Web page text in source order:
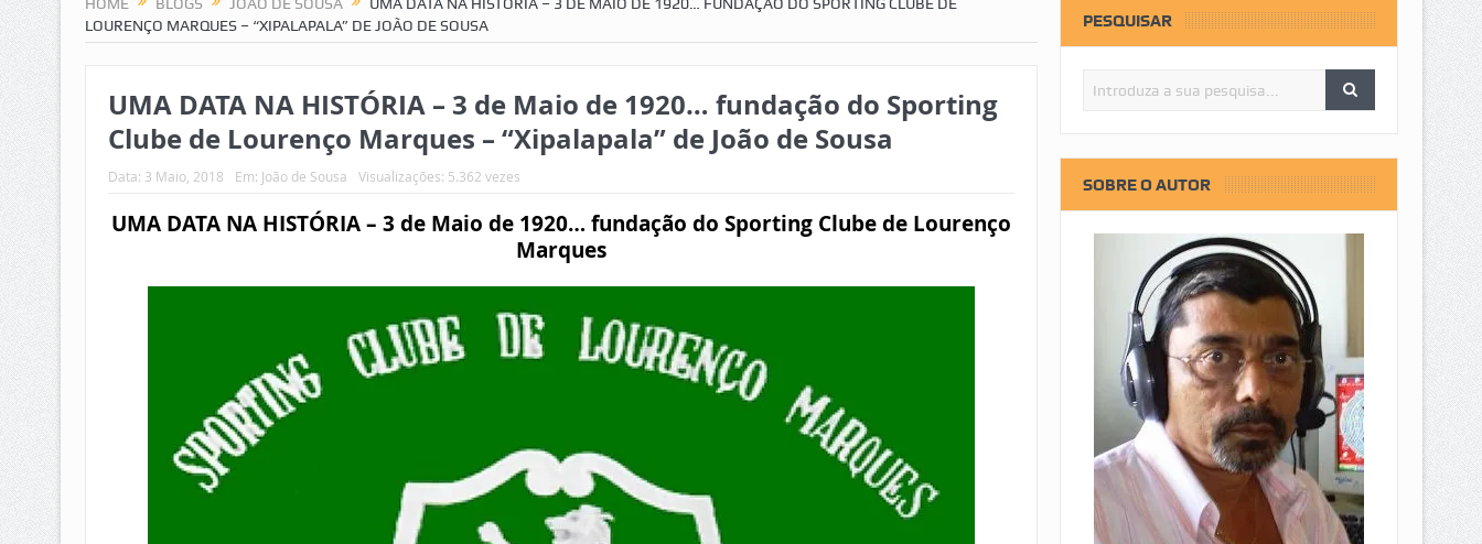
LOURENÇO MARQUES – “XIPALAPALA” DE JOÃO DE SOUSA
UMA DATA NA HISTÓRIA – 3 de Maio de 1920… fundação do Sporting
Clube de Lourenço Marques – “Xipalapala” de João de Sousa
Data: 3 Maio, 2018 Em: João de Sousa Visualizações: 5.362 vezes
UMA DATA NA HISTÓRIA – 3 de Maio de 1920… fundação do Sporting Clube de Lourenço
Marques
PESQUISAR
SOBRE O AUTOR